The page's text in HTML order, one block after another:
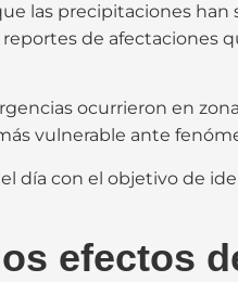
las precipitaciones
de afectaciones
ocurrieron en
vulnerable ante
día con el objetivo de
efectos